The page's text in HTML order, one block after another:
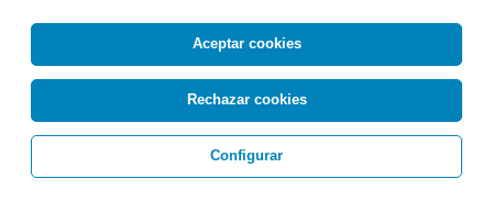
Aceptar cookies
Rechazar cookies
Configurar
otras provincias, por favor solicíte su presupuesto del
equipo e instalación.